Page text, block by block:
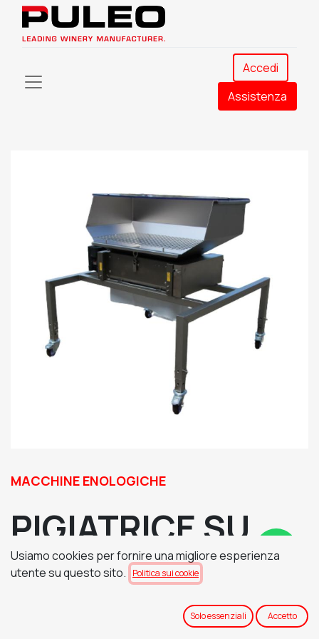
Accedi
Assistenza​
MACCHINE ENOLOGICHE
PIGIATRICE SU
GAMBE
Usiamo cookies per fornire una migliore esperienza
utente su questo sito.
Politica sui cookie
Solo essenziali Accetto